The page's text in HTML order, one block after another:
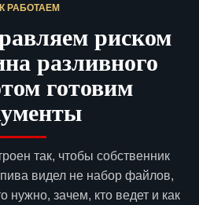
РАБОТАЕМ
риском
разливного
готовим
так, чтобы собственник
видел не набор файлов,
нужно, зачем, кто ведет и как